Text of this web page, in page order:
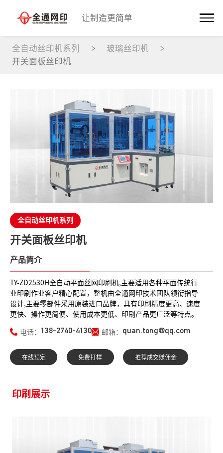
让制造更简单
全自动丝印机系列
玻璃丝印机
开关面板丝印机
全自动丝印机系列
开关面板丝印机
产品简介
TY-ZD2530H全自动平面丝网印刷机,主要适用各种平面传统行
业印刷作业客户精心配置，整机由全通网印技术团队领衔指导
设计,主要零部件采用原装进口品牌，具有印刷精度更高、速度
更快、操作更简便、使用成本更低、印刷产品更广泛等特点。
电话： 138-2740-4130 邮箱： quan.tong@qq.com
在线预定 免费打样 推荐成交赚佣金
印刷展示